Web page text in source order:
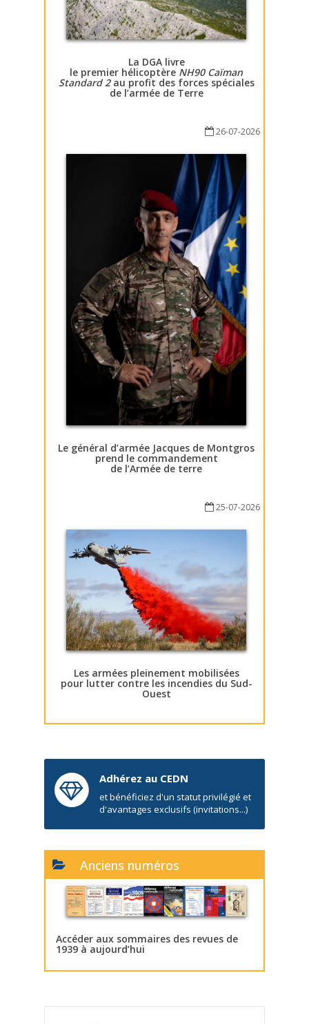
La DGA livre
le premier hélicoptère NH90 Caïman
Standard 2au profit des forces spéciales
de l’armée de Terre
26-07-2026
Le général d’armée Jacques de Montgros
prend le commandement
de l’Armée de terre
25-07-2026
Les armées pleinement mobilisées
pour lutter contre les incendies du Sud-
Ouest
Adhérez au CEDN
et bénéficiez d'un statut privilégié et
d'avantages exclusifs (invitations...)
Anciens numéros
Accéder aux sommaires des revues de
1939 à aujourd’hui